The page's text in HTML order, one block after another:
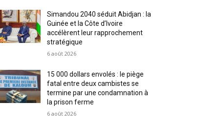
Simandou 2040 séduit Abidjan : la
Guinée et la Côte d’Ivoire
accélèrent leur rapprochement
stratégique
6 août 2026
15 000 dollars envolés : le piège
fatal entre deux cambistes se
termine par une condamnation à
la prison ferme
6 août 2026